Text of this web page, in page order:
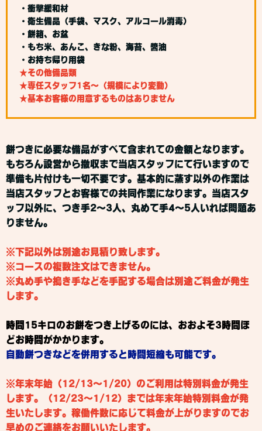
・衝撃緩和材
・衛生備品（手袋、マスク、アルコール消毒）
・餅箱、お盆
・もち米、あんこ、きな粉、海苔、醬油
・お持ち帰り用袋
★その他備品類
★専任スタッフ1名～（規模により変動）
★基本お客様の用意するものはありません
餅つきに必要な備品がすべて含まれての金額となります。
もちろん設営から撤収まで当店スタッフにて行いますので
準備も片付けも一切不要です。基本的に蒸す以外の作業は
当店スタッフとお客様での共同作業になります。当店スタ
ッフ以外に、つき手2～3人、丸めて手4～5人いれば問題あ
りません。
※下記以外は別途お見積り致します。
※コースの複数注文はできません。
※丸め手や搗き手などを手配する場合は別途ご料金が発生
します。
時間15キロのお餅をつき上げるのには、おおよそ3時間ほ
どお時間がかかります。
自動餅つきなどを併用すると時間短縮も可能です。
※年末年始（12/13〜1/20）のご利用は特別料金が発生
します。（12/23～1/12）までは年末年始特別料金が発
生いたします。 稼働件数に応じて料金が上がりますのでお
早めのご連絡をお願いいたします。